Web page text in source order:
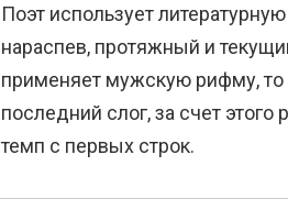
Поэт использует
нараспев, протяжный и
применяет мужскую рифму, то
последний слог, за счет
темп с первых строк.